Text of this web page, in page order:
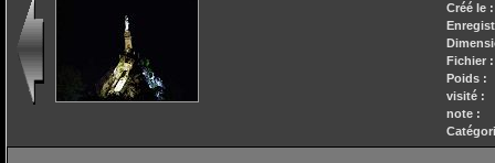
Créé le :
Fichier :
Poids :
visité :
note :